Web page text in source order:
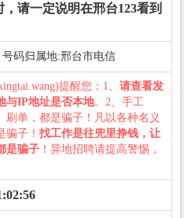
，请一定说明在邢台123看到
号码归属地:邢台市电信
提醒您：1、 请查看发
与IP地址是否本地。2、手工
刷单，都是骗子！凡以各种名义
骗子！ 找工作是往兜里挣钱，让
是骗子 ！异地招聘请提高警惕，